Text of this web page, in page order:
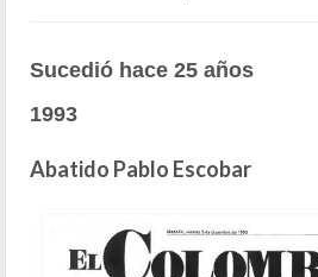
Sucedió hace 25 años
1993
Abatido Pablo Escobar